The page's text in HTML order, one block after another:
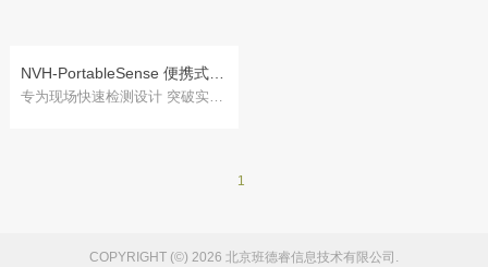
NVH-PortableSense 便携式振动噪声巡检仪
专为现场快速检测设计 突破实验室限制
1
COPYRIGHT (©) 2026 北京班德睿信息技术有限公司.